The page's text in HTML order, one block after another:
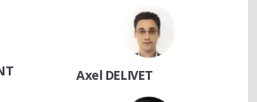
Axel DELIVET